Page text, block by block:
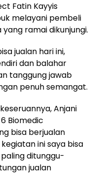
Fatin Kayyis
melayani pembeli
ramai dikunjungi.
jualan hari ini,
dan balahar
tanggung jawab
penuh semangat.
Anjani
Biomedic
bisa berjualan
ini saya bisa
ditunggu-
jualan